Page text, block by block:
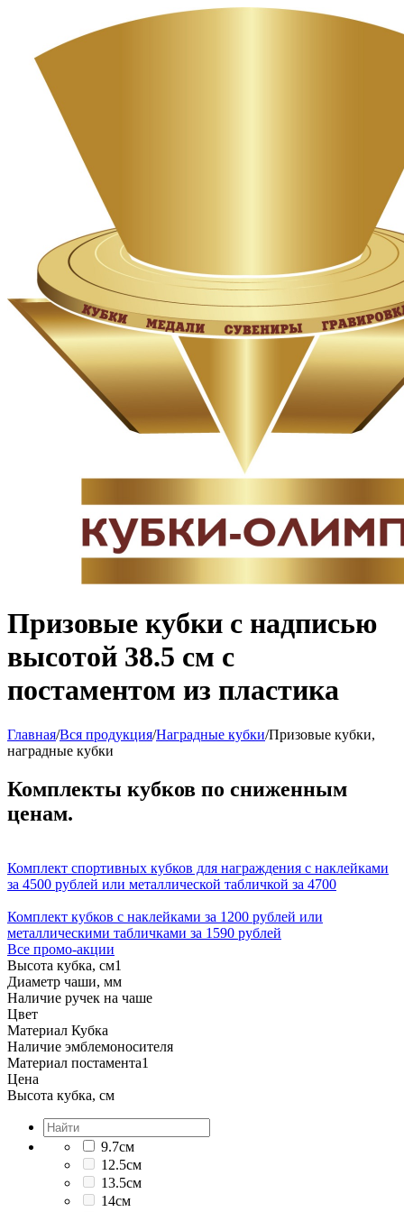
Призовые кубки с надписью
высотой 38.5 см с
постаментом из пластика
Главная/Вся продукция/Наградные кубки/Призовые кубки,
наградные кубки
Комплекты кубков по сниженным
ценам.
Комплект спортивных кубков для награждения с наклейками
за 4500 рублей или металлической табличкой за 4700
Комплект кубков с наклейками за 1200 рублей или
металлическими табличками за 1590 рублей
Все промо-акции
Высота кубка, см1
Диаметр чаши, мм
Наличие ручек на чаше
Цвет
Материал Кубка
Наличие эмблемоносителя
Материал постамента1
Цена
Высота кубка, см
9.7см
12.5см
13.5см
14см